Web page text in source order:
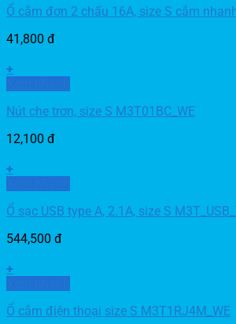
Ổ cắm đơn 2 chấu 16A, size S cắm
41,800 đ
+
Nút che trơn, size S M3T01BC_WE
12,100 đ
+
Ổ sạc USB type A, 2.1A, size S
544,500 đ
+
Ổ cắm điện thoại size S M3T1RJ4M_WE